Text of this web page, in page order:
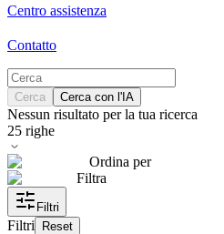
Centro assistenza
Contatto
Cerca Cerca con l'IA
Nessun risultato per la tua ricerca
25 righe
Ordina per
Filtra
Filtri
Filtri Reset